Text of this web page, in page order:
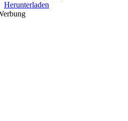
Herunterladen